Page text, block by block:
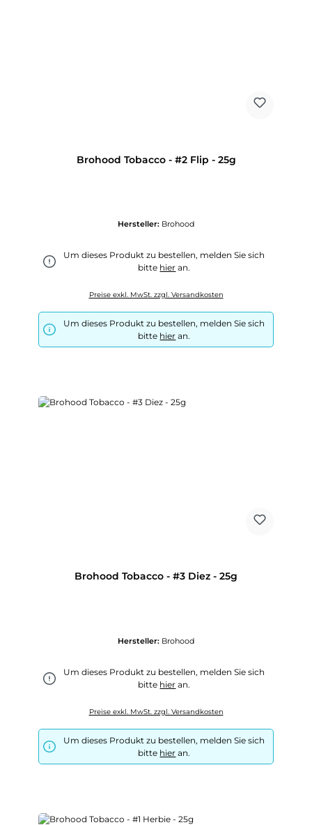
Brohood Tobacco - #2 Flip - 25g
Hersteller: Brohood
Um dieses Produkt zu bestellen, melden Sie sich
bitte hier an.
Preise exkl. MwSt. zzgl. Versandkosten
Um dieses Produkt zu bestellen, melden Sie sich
bitte hier an.
Brohood Tobacco - #3 Diez - 25g
Hersteller: Brohood
Um dieses Produkt zu bestellen, melden Sie sich
bitte hier an.
Preise exkl. MwSt. zzgl. Versandkosten
Um dieses Produkt zu bestellen, melden Sie sich
bitte hier an.